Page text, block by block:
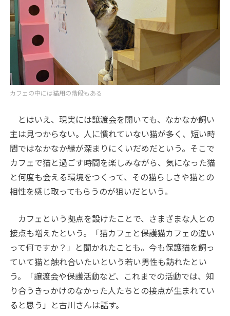
カフェの中には猫用の階段もある
とはいえ、現実には譲渡会を開いても、なかなか飼い
主は見つからない。人に慣れていない猫が多く、短い時
間ではなかなか縁が深まりにくいだめだという。そこで
カフェで猫と過ごす時間を楽しみながら、気になった猫
と何度も会える環境をつくって、その猫らしさや猫との
相性を感じ取ってもらうのが狙いだという。
カフェという拠点を設けたことで、さまざまな人との
接点も増えたという。「猫カフェと保護猫カフェの違い
って何ですか？」と聞かれたことも。今も保護猫を飼っ
ていて猫と触れ合いたいという若い男性も訪れたとい
う。「譲渡会や保護活動など、これまでの活動では、知
り合うきっかけのなかった人たちとの接点が生まれてい
ると思う」と古川さんは話す。